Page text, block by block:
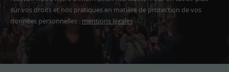
sur vos droits et nos pratiques en matière de protection de vos
données personnelles : mentions légales